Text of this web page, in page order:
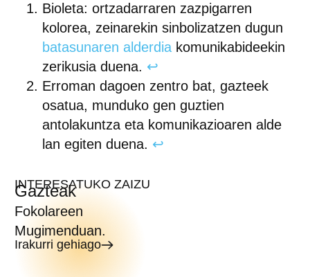
Bioleta: ortzadarraren zazpigarren
kolorea, zeinarekin sinbolizatzen dugun
batasunaren alderdiakomunikabideekin
zerikusia duena. ↩︎
Erroman dagoen zentro bat, gazteek
osatua, munduko gen guztien
antolakuntza eta komunikazioaren alde
lan egiten duena. ↩︎
INTERESATUKO ZAIZU
Gazteak
Fokolareen
Mugimenduan.
Irakurri gehiago